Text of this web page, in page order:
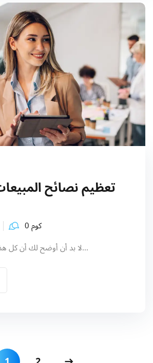
تعظيم نصائح
كوم 0
لا بد أن أوضح لك أن كل هذه الأفكار المغلوطة...